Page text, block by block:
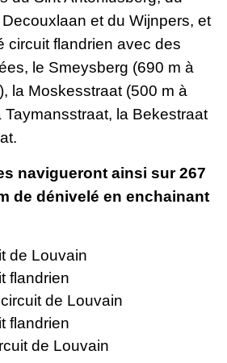
et du Wijnpers, et
circuit flandrien avec des
le Smeysberg (690 m à
la Moskesstraat (500 m à
la Bekestraat
navigueront ainsi sur 267
de dénivelé en enchainant
de Louvain
flandrien
de Louvain
flandrien
de Louvain